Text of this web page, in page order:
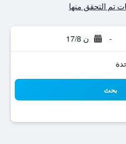
- ن 17/8
بحث